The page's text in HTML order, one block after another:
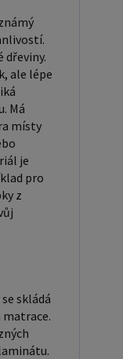
na
na
budeme
údaje a
Po jejich
do
dřeviny.
ale lépe
Má
místy
je
pro
z
skládá